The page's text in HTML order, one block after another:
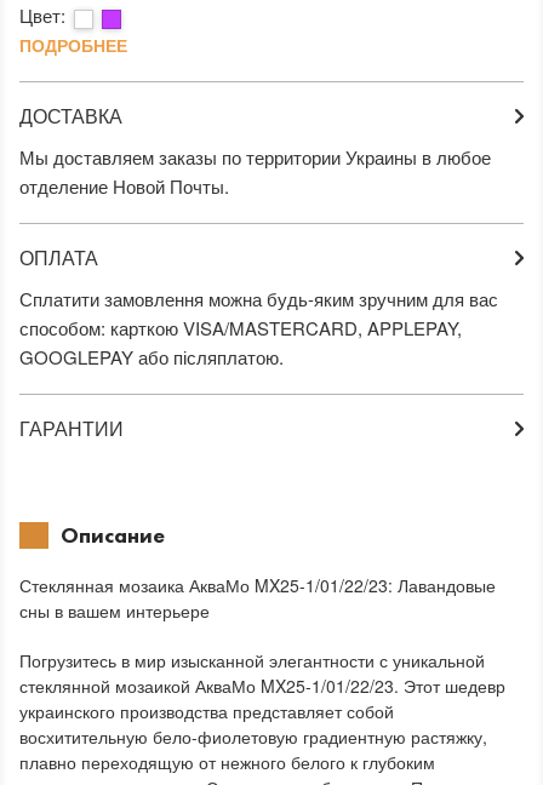
Цвет:
ПОДРОБНЕЕ
ДОСТАВКА
Мы доставляем заказы по территории Украины в любое
отделение Новой Почты.
ОПЛАТА
Сплатити замовлення можна будь-яким зручним для вас
способом: карткою VISA/MASTERCARD, APPLEPAY,
GOOGLEPAY або післяплатою.
ГАРАНТИИ
Описание
Стеклянная мозаика АкваМо MX25-1/01/22/23: Лавандовые
сны в вашем интерьере
Погрузитесь в мир изысканной элегантности с уникальной
стеклянной мозаикой АкваМо MX25-1/01/22/23. Этот шедевр
украинского производства представляет собой
восхитительную бело-фиолетовую градиентную растяжку,
плавно переходящую от нежного белого к глубоким